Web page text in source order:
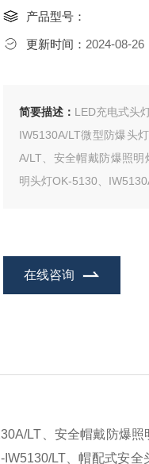
产品型号：
更新时间： 2024-08-26
简要描述： LED充电式头
IW5130A/LT微型防爆头
A/LT、安全帽戴防爆照
明头灯OK-5130、
在线咨询
LT 安全帽戴 防爆照
IW5130/LT、帽配式安全